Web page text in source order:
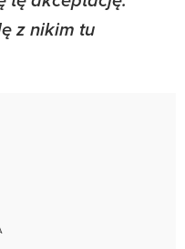
z nikim tu